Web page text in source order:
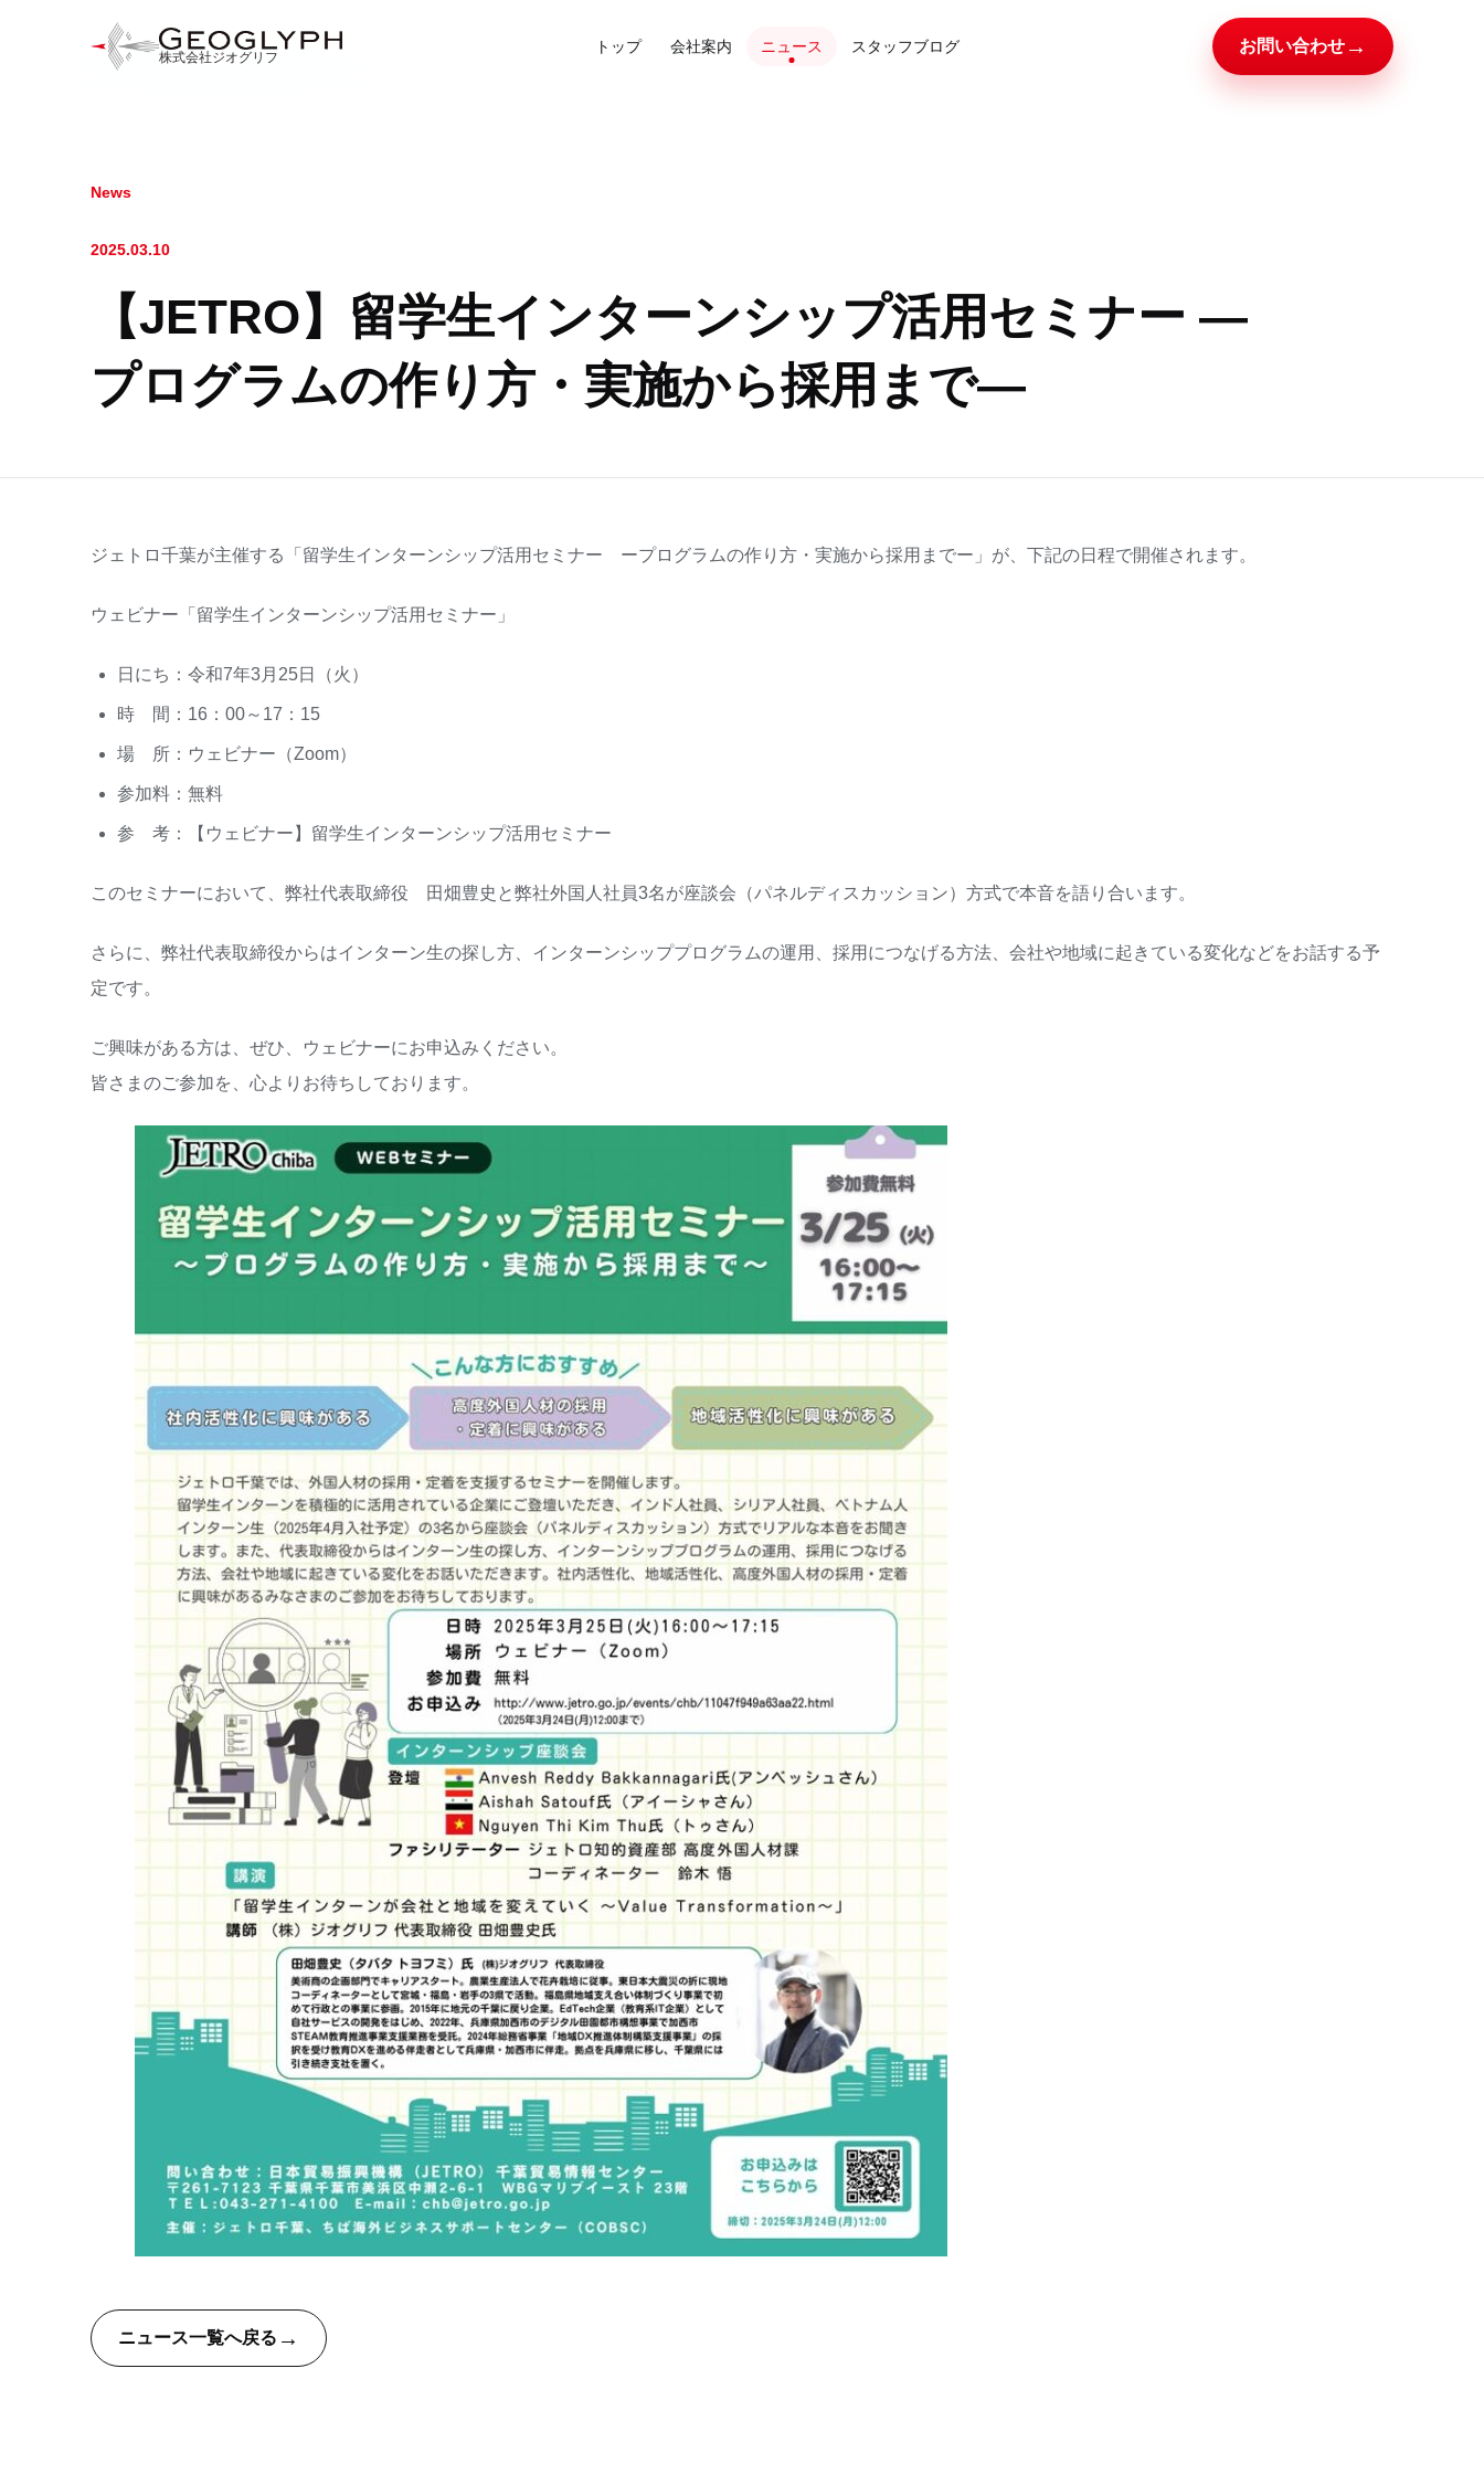
株式会社ジオグリフ
トップ 会社案内 ニュース スタッフブログ お問い合わせ →
News
2025.03.10
【JETRO】留学生インターンシップ活用セミナー ―
プログラムの作り方・実施から採用まで―
ジェトロ千葉が主催する「留学生インターンシップ活用セミナー ープログラムの作り方・実施から採用までー」が、下記の日程で開催されます。
ウェビナー「留学生インターンシップ活用セミナー」
日にち：令和7年3月25日（火）
時 間：16：00～17：15
場 所：ウェビナー（Zoom）
参加料：無料
参 考： 【ウェビナー】留学生インターンシップ活用セミナー
このセミナーにおいて、弊社代表取締役 田畑豊史と弊社外国人社員3名が座談会（パネルディスカッション）方式で本音を語り合います。
さらに、弊社代表取締役からはインターン生の探し方、インターンシッププログラムの運用、採用につなげる方法、会社や地域に起きている変化などをお話する予
定です。
ご興味がある方は、ぜひ、ウェビナーにお申込みください。
皆さまのご参加を、心よりお待ちしております。
ニュース一覧へ戻る →